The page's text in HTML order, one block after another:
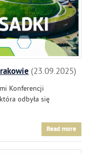
23.09.2025
Konferencji
odbyła się
Read more